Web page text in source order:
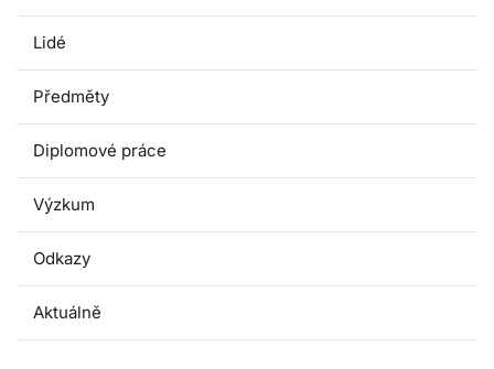
Lidé
Předměty
Diplomové práce
Výzkum
Odkazy
Aktuálně